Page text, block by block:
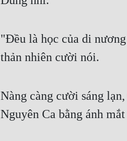
"Đều là học của di
thản nhiên cười nói.
Nàng càng cười sáng
Nguyên Ca bằng ánh